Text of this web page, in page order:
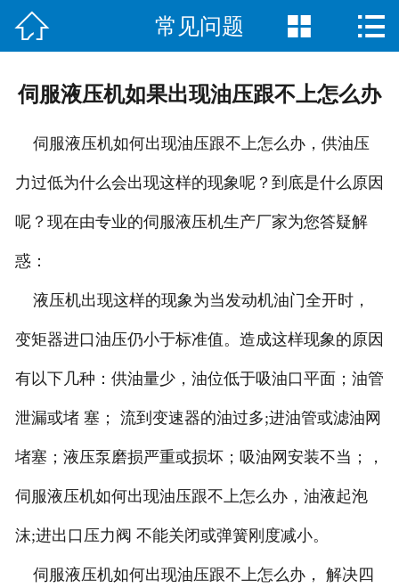
首页
在线留言
联系我们
 常见问题  
伺服液压机如果出现油压跟不上怎么办
伺服液压机如何出现油压跟不上怎么办，供油压
力过低为什么会出现这样的现象呢？到底是什么原因
呢？现在由专业的伺服液压机生产厂家为您答疑解
惑：
液压机出现这样的现象为当发动机油门全开时，
变矩器进口油压仍小于标准值。造成这样现象的原因
有以下几种：供油量少，油位低于吸油口平面；油管
泄漏或堵 塞； 流到变速器的油过多;进油管或滤油网
堵塞；液压泵磨损严重或损坏；吸油网安装不当；，
伺服液压机如何出现油压跟不上怎么办，油液起泡
沫;进出口压力阀 不能关闭或弹簧刚度减小。
伺服液压机如何出现油压跟不上怎么办， 解决四